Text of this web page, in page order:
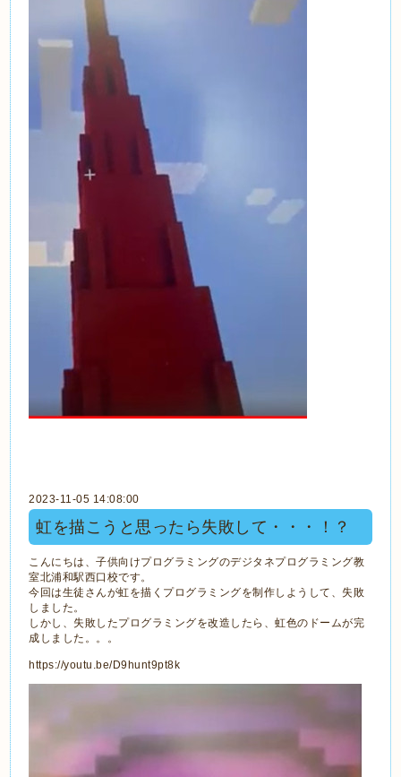
2023-11-05 14:08:00
虹を描こうと思ったら失敗して・・・！？
こんにちは、子供向けプログラミングのデジタネプログラミング教
室北浦和駅西口校です。
今回は生徒さんが虹を描くプログラミングを制作しようして、失敗
しました。
しかし、失敗したプログラミングを改造したら、虹色のドームが完
成しました。。。
https://youtu.be/D9hunt9pt8k